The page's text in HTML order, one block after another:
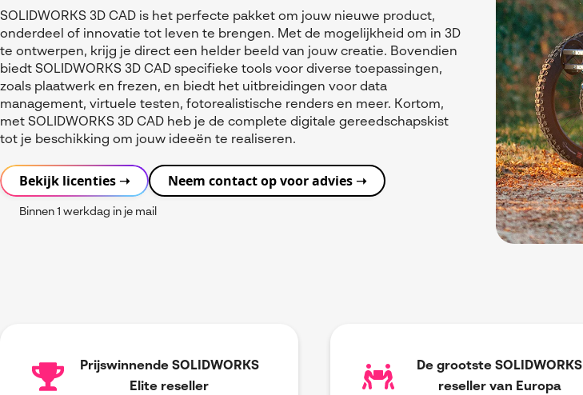
SOLIDWORKS 3D CAD is het perfecte pakket om jouw nieuwe product,
onderdeel of innovatie tot leven te brengen. Met de mogelijkheid om in 3D
te ontwerpen, krijg je direct een helder beeld van jouw creatie. Bovendien
biedt SOLIDWORKS 3D CAD specifieke tools voor diverse toepassingen,
zoals plaatwerk en frezen, en biedt het uitbreidingen voor data
management, virtuele testen, fotorealistische renders en meer. Kortom,
met SOLIDWORKS 3D CAD heb je de complete digitale gereedschapskist
tot je beschikking om jouw ideeën te realiseren.
Bekijk licenties ➝ Neem contact op voor advies ➝
Binnen 1 werkdag in je mail
Prijswinnende SOLIDWORKS
Elite reseller
De grootste SOLIDWORKS
reseller van Europa